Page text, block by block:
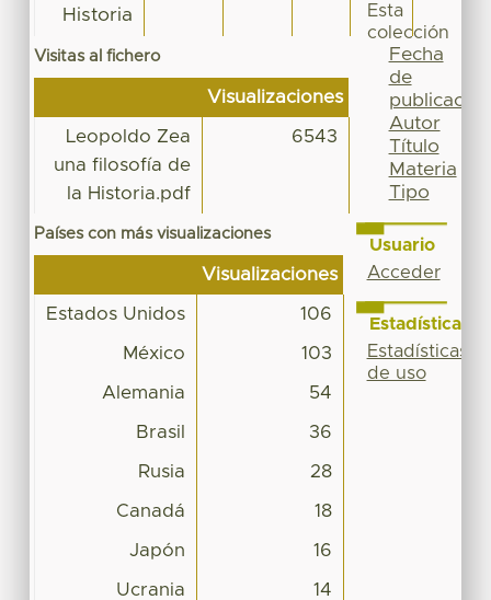
Historia
Visitas al fichero
Visualizaciones
Leopoldo Zea
una filosofía de
la Historia.pdf
6543
Países con más visualizaciones
Visualizaciones
Estados Unidos 106
México 103
Alemania 54
Brasil 36
Rusia 28
Canadá 18
Japón 16
Ucrania 14
Esta
colección
Fecha
de
publicación
Autor
Título
Materia
Tipo
Usuario
Acceder
Estadísticas
Estadísticas
de uso